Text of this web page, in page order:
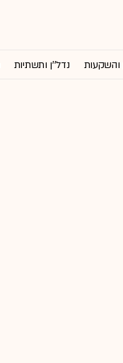
והשקעות נדל''ן ותשתיות